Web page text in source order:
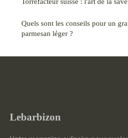
Quels sont les conseils pour un
parmesan léger ?
Lebarbizon